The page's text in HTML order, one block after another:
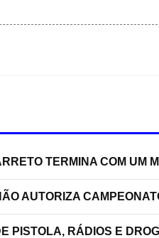
TERMINA COM UM
AUTORIZA
PISTOLA, RÁDIOS E